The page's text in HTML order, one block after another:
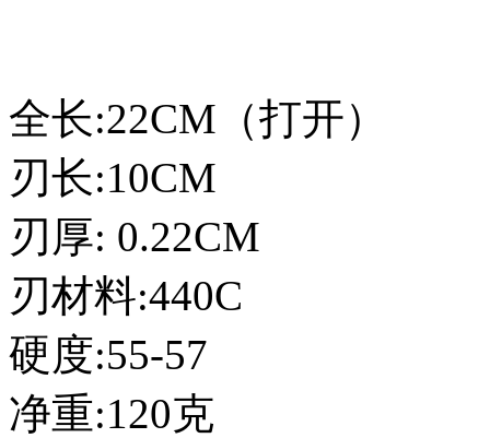
全长:22CM（打开）
刃长:10CM
刃厚: 0.22CM
刃材料:440C
硬度:55-57
净重:120克